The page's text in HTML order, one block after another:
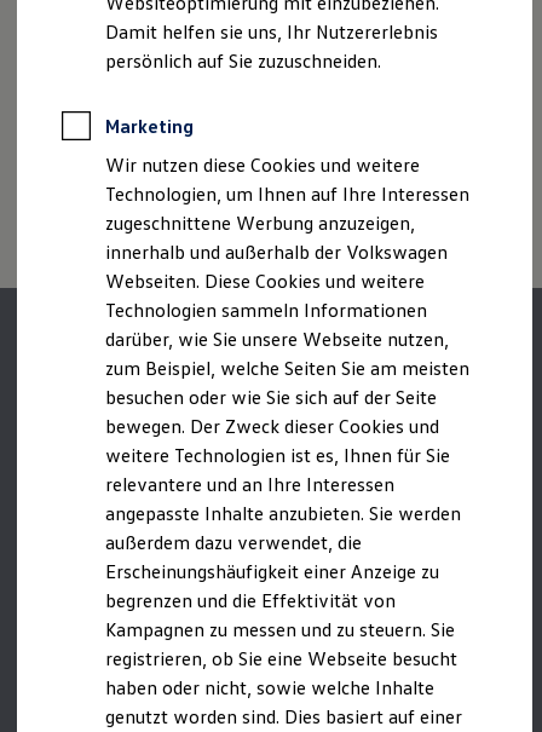
Elektrofahrzeugkonzepte
ID. EVERY1
Reichweite
Rekuperation
Laden unterwegs
Laden Zuhause
Ladestationen finden
Ladezeitensimulator
Batterie
Sicherheit
Nachhaltigkeit
Technologie
Kosten und Kauf
Verbrauchskosten
Kaufoptionen
E-Auto-Förderung
Software und Konnektivität
Die ID. Software 6
ID. Software Versionen und Updates
Digitale Extras
Schnittstellen zu Ihrem ID.
Marke und Erlebnis
Volkswagen R und R Experience
R-Modelle
R Experience
Driving Experience
Volkswagen entdecken
Werkbesichtigung
Croatia/Hrvatska
Cyprus/Κύπρος
Denmark/Danmark
Estonia/Eesti
Finland/Suomi
France/France
Germany/Deutschland
Greece/Ελλάς
Hungary/Magyarország
Ireland/Éire
Italy/Italia
Latvia/Latvija
Lithuania/Lietuva
Luxembourg/Luxembourg
Netherlands/Nederland
Norway/Norge
Poland/Polska
Portugal/Portugal
des Angebots, sondern dienen allein Vergleichszwecken
zwischen den verschiedenen Fahrzeugtypen.
Zusatzausstattungen undZubehör(Anbauteile, Reifenformat
Witterungs- und Verkehrsbedingungen sowie dem
individuellen Fahrverhalten den Kraftstoffverbrauch, den
Fahrleistungswerte eines Fahrzeugs beeinflussen.
Damit helfen sie uns, Ihr Nutzererlebnis
persönlich auf Sie zuzuschneiden.
Marketing
Wir nutzen diese Cookies und weitere
Technologien, um Ihnen auf Ihre Interessen
zugeschnittene Werbung anzuzeigen,
innerhalb und außerhalb der Volkswagen
Webseiten. Diese Cookies und weitere
Technologien sammeln Informationen
darüber, wie Sie unsere Webseite nutzen,
zum Beispiel, welche Seiten Sie am meisten
besuchen oder wie Sie sich auf der Seite
bewegen. Der Zweck dieser Cookies und
weitere Technologien ist es, Ihnen für Sie
relevantere und an Ihre Interessen
angepasste Inhalte anzubieten. Sie werden
außerdem dazu verwendet, die
Erscheinungshäufigkeit einer Anzeige zu
begrenzen und die Effektivität von
Kampagnen zu messen und zu steuern. Sie
registrieren, ob Sie eine Webseite besucht
haben oder nicht, sowie welche Inhalte
genutzt worden sind. Dies basiert auf einer